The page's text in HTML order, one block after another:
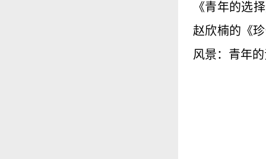
《青年的选
赵欣楠的《
风景：青年